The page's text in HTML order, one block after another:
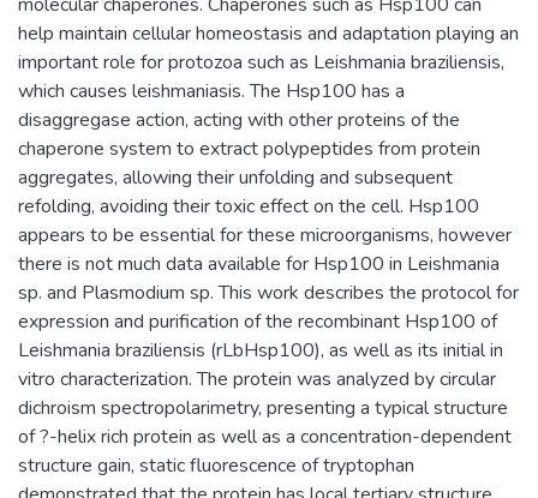
help maintain cellular homeostasis and adaptation playing an
important role for protozoa such as Leishmania braziliensis,
which causes leishmaniasis. The Hsp100 has a
disaggregase action, acting with other proteins of the
chaperone system to extract polypeptides from protein
aggregates, allowing their unfolding and subsequent
refolding, avoiding their toxic effect on the cell. Hsp100
appears to be essential for these microorganisms, however
there is not much data available for Hsp100 in Leishmania
sp. and Plasmodium sp. This work describes the protocol for
expression and purification of the recombinant Hsp100 of
Leishmania braziliensis (rLbHsp100), as well as its initial in
vitro characterization. The protein was analyzed by circular
dichroism spectropolarimetry, presenting a typical structure
of ?-helix rich protein as well as a concentration-dependent
structure gain, static fluorescence of tryptophan